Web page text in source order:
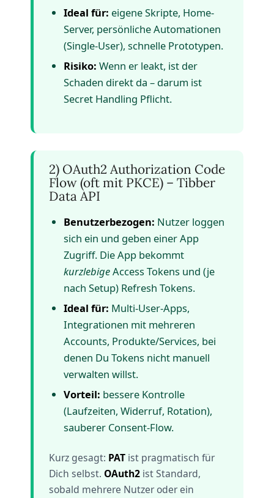
Ideal für: eigene Skripte, Home-
Server, persönliche Automationen
(Single-User), schnelle Prototypen.
Risiko: Wenn er leakt, ist der
Schaden direkt da – darum ist
Secret Handling Pflicht.
2) OAuth2 Authorization Code
Flow (oft mit PKCE) – Tibber
Data API
Benutzerbezogen: Nutzer loggen
sich ein und geben einer App
Zugriff. Die App bekommt
kurzlebigeAccess Tokens und (je
nach Setup) Refresh Tokens.
Ideal für: Multi-User-Apps,
Integrationen mit mehreren
Accounts, Produkte/Services, bei
denen Du Tokens nicht manuell
verwalten willst.
Vorteil: bessere Kontrolle
(Laufzeiten, Widerruf, Rotation),
sauberer Consent-Flow.
Kurz gesagt: PAT ist pragmatisch für
Dich selbst. OAuth2 ist Standard,
sobald mehrere Nutzer oder ein